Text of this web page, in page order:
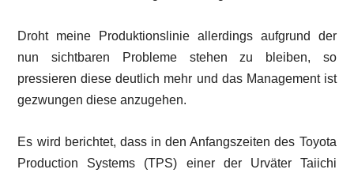
Droht meine Produktionslinie allerdings aufgrund der
nun sichtbaren Probleme stehen zu bleiben, so
pressieren diese deutlich mehr und das Management ist
gezwungen diese anzugehen.
Es wird berichtet, dass in den Anfangszeiten des Toyota
Production Systems (TPS) einer der Urväter Taiichi